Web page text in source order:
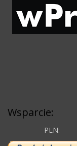
Wsparcie:
PLN: